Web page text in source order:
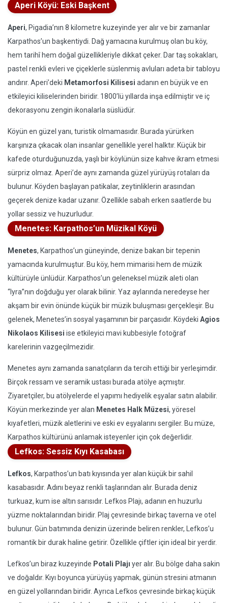
Aperi Köyü: Eski Başkent
Aperi, Pigadia’nın 8 kilometre kuzeyinde yer alır ve bir zamanlar
Karpathos’un başkentiydi. Dağ yamacına kurulmuş olan bu köy,
hem tarihî hem doğal güzellikleriyle dikkat çeker. Dar taş sokakları,
pastel renkli evleri ve çiçeklerle süslenmiş avluları adeta bir tabloyu
andırır. Aperi’deki Metamorfosi Kilisesi adanın en büyük ve en
etkileyici kiliselerinden biridir. 1800’lü yıllarda inşa edilmiştir ve iç
dekorasyonu zengin ikonalarla süslüdür.
Köyün en güzel yanı, turistik olmamasıdır. Burada yürürken
karşınıza çıkacak olan insanlar genellikle yerel halktır. Küçük bir
kafede oturduğunuzda, yaşlı bir köylünün size kahve ikram etmesi
sürpriz olmaz. Aperi’de aynı zamanda güzel yürüyüş rotaları da
bulunur. Köyden başlayan patikalar, zeytinliklerin arasından
geçerek denize kadar uzanır. Özellikle sabah erken saatlerde bu
yollar sessiz ve huzurludur.
Menetes: Karpathos’un Müzikal Köyü
Menetes, Karpathos’un güneyinde, denize bakan bir tepenin
yamacında kurulmuştur. Bu köy, hem mimarisi hem de müzik
kültürüyle ünlüdür. Karpathos’un geleneksel müzik aleti olan
“lyra”nın doğduğu yer olarak bilinir. Yaz aylarında neredeyse her
akşam bir evin önünde küçük bir müzik buluşması gerçekleşir. Bu
gelenek, Menetes’in sosyal yaşamının bir parçasıdır. Köydeki Agios
Nikolaos Kilisesi ise etkileyici mavi kubbesiyle fotoğraf
karelerinin vazgeçilmezidir.
Menetes aynı zamanda sanatçıların da tercih ettiği bir yerleşimdir.
Birçok ressam ve seramik ustası burada atölye açmıştır.
Ziyaretçiler, bu atölyelerde el yapımı hediyelik eşyalar satın alabilir.
Köyün merkezinde yer alan Menetes Halk Müzesi, yöresel
kıyafetleri, müzik aletlerini ve eski ev eşyalarını sergiler. Bu müze,
Karpathos kültürünü anlamak isteyenler için çok değerlidir.
Lefkos: Sessiz Kıyı Kasabası
Lefkos, Karpathos’un batı kıyısında yer alan küçük bir sahil
kasabasıdır. Adını beyaz renkli taşlarından alır. Burada deniz
turkuaz, kum ise altın sarısıdır. Lefkos Plajı, adanın en huzurlu
yüzme noktalarından biridir. Plaj çevresinde birkaç taverna ve otel
bulunur. Gün batımında denizin üzerinde beliren renkler, Lefkos’u
romantik bir durak haline getirir. Özellikle çiftler için ideal bir yerdir.
Lefkos’un biraz kuzeyinde Potali Plajı yer alır. Bu bölge daha sakin
ve doğaldır. Kıyı boyunca yürüyüş yapmak, günün stresini atmanın
en güzel yollarından biridir. Ayrıca Lefkos çevresinde birkaç küçük